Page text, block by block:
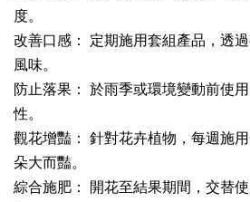
度。
改善口感： 定期施用套組產品，透
風味。
防止落果： 於雨季或環境變動前使
性。
觀花增豔： 針對花卉植物，每週施
朵大而豔。
綜合施肥： 開花至結果期間，交替